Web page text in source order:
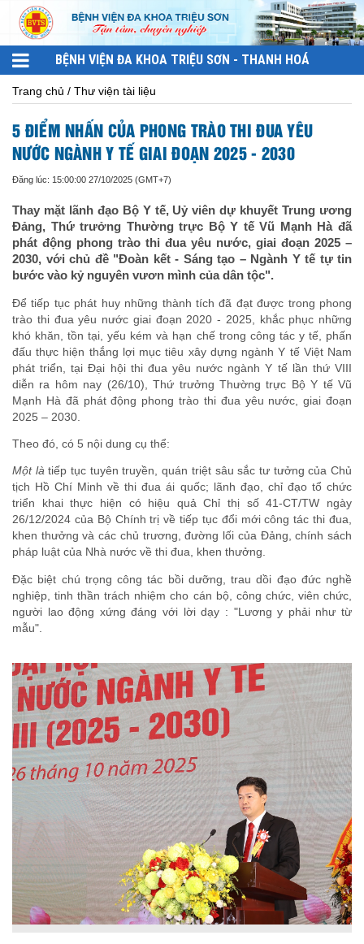
BỆNH VIỆN ĐA KHOA TRIỆU SƠN - THANH HOÁ
Trang chủ / Thư viện tài liệu
5 ĐIỂM NHẤN CỦA PHONG TRÀO THI ĐUA YÊU
NƯỚC NGÀNH Y TẾ GIAI ĐOẠN 2025 - 2030
Đăng lúc: 15:00:00 27/10/2025 (GMT+7)
Thay mặt lãnh đạo Bộ Y tế, Uỷ viên dự khuyết Trung ương
Đảng, Thứ trưởng Thường trực Bộ Y tế Vũ Mạnh Hà đã
phát động phong trào thi đua yêu nước, giai đoạn 2025 –
2030, với chủ đề "Đoàn kết - Sáng tạo – Ngành Y tế tự tin
bước vào kỷ nguyên vươn mình của dân tộc".
Để tiếp tục phát huy những thành tích đã đạt được trong phong
trào thi đua yêu nước giai đoạn 2020 - 2025, khắc phục những
khó khăn, tồn tại, yếu kém và hạn chế trong công tác y tế, phấn
đấu thực hiện thắng lợi mục tiêu xây dựng ngành Y tế Việt Nam
phát triển, tại Đại hội thi đua yêu nước ngành Y tế lần thứ VIII
diễn ra hôm nay (26/10), Thứ trưởng Thường trực Bộ Y tế Vũ
Mạnh Hà đã phát động phong trào thi đua yêu nước, giai đoạn
2025 – 2030.
Theo đó, có 5 nội dung cụ thể:
Một là tiếp tục tuyên truyền, quán triệt sâu sắc tư tưởng của Chủ
tịch Hồ Chí Minh về thi đua ái quốc; lãnh đạo, chỉ đạo tổ chức
triển khai thực hiện có hiệu quả Chỉ thị số 41-CT/TW ngày
26/12/2024 của Bộ Chính trị về tiếp tục đổi mới công tác thi đua,
khen thưởng và các chủ trương, đường lối của Đảng, chính sách
pháp luật của Nhà nước về thi đua, khen thưởng.
Đặc biệt chú trọng công tác bồi dưỡng, trau dồi đạo đức nghề
nghiệp, tinh thần trách nhiệm cho cán bộ, công chức, viên chức,
người lao động xứng đáng với lời dạy : "Lương y phải như từ
mẫu".